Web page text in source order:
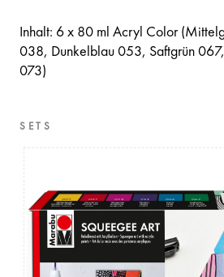
Inhalt: 6 x 80 ml Acryl Color
038, Dunkelblau 053, Saftgrün
073)
SETS